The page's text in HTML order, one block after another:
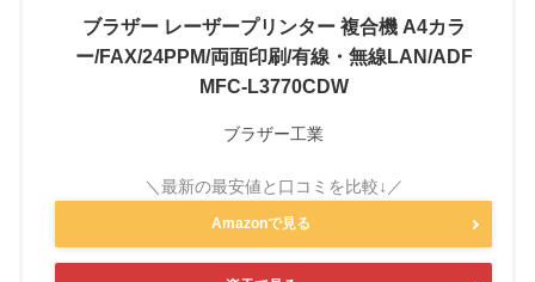
ブラザー レーザープリンター 複合機 A4カラ
ー/FAX/24PPM/両面印刷/有線・無線LAN/ADF
MFC-L3770CDW
ブラザー工業
Amazonで見る